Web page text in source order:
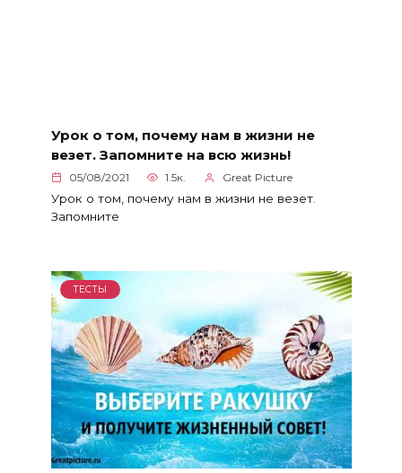
Урок о том, почему нам в жизни не
везет. Запомните на всю жизнь!
05/08/2021 1.5к. Great Picture
Урок о том, почему нам в жизни не везет.
Запомните
ТЕСТЫ